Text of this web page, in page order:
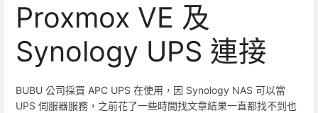
Proxmox VE 及
Synology UPS 連接
BUBU 公司採買 APC UPS 在使用，因 Synology NAS 可以當
UPS 伺服器服務，之前花了一些時間找文章結果一直都找不到也